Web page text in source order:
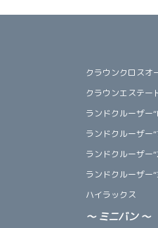
クラウンクロスオ
クラウンエステー
ランドクルーザー
ランドクルーザー
ランドクルーザー
ランドクルーザー
ハイラックス
～ ミニバン ～